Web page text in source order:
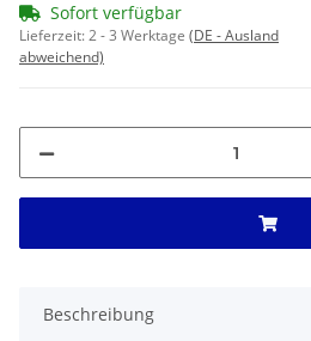
Sofort verfügbar
Lieferzeit:2 - 3 Werktage (DE - Ausland
abweichend)
Beschreibung